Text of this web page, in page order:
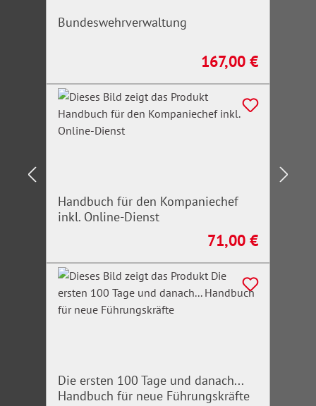
Bundeswehrverwaltung
Regulärer Preis:
167,00 €
Handbuch für den Kompaniechef
inkl. Online-Dienst
Regulärer Preis:
71,00 €
Die ersten 100 Tage und danach...
Handbuch für neue Führungskräfte